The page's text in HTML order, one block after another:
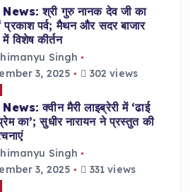
श्री गुरु नानक देव जी का
प्रकाश पर्व; मैथन और सदर बाजार
में विशेष कीर्तन
Singh
3, 2025
302 views
क्वीन मैरी लाइब्रेरी में ‘ढाई
का’; सुधीर नारायन ने प्रस्तुत की
Singh
3, 2025
331 views